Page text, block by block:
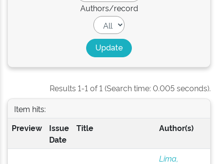
Authors/record
Results 1-1 of 1 (Search time: 0.005 seconds).
Item hits:
Preview
Issue
Date
Title Author(s)
Lima,